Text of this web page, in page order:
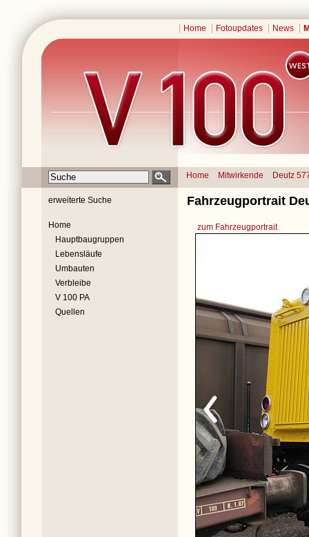
Home Fotoupdates News
Home Mitwirkende Deutz
erweiterte Suche
Home
Hauptbaugruppen
Lebensläufe
Umbauten
Verbleibe
V 100 PA
Quellen
Fahrzeugportrait
zum Fahrzeugportrait